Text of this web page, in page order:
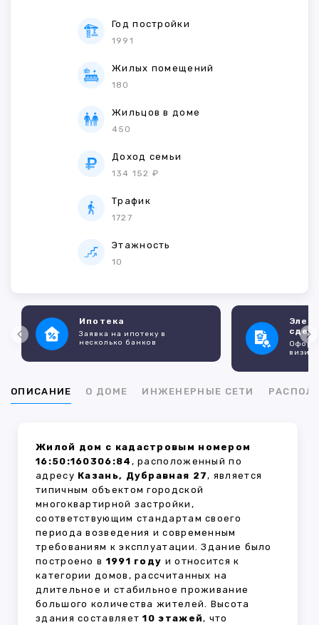
Год постройки
1991
Жилых помещений
180
Жильцов в доме
450
Доход семьи
134 152 ₽
Трафик
1727
Этажность
10
Ипотека
Заявка на ипотеку в
несколько банков
ОПИСАНИЕ О ДОМЕ ИНЖЕНЕРНЫЕ СЕТИ
Жилой дом с кадастровым номером
16:50:160306:84 , расположенный по
адресу Казань, Дубравная 27, является
типичным объектом городской
многоквартирной застройки,
соответствующим стандартам своего
периода возведения и современным
требованиям к эксплуатации. Здание было
построено в 1991 году и относится к
категории домов, рассчитанных на
длительное и стабильное проживание
большого количества жителей. Высота
здания составляет10 этажей, что